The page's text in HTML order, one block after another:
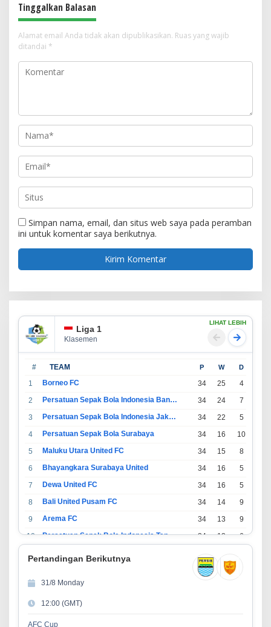
Tinggalkan Balasan
Alamat email Anda tidak akan dipublikasikan. Ruas yang wajib
ditandai *
Simpan nama, email, dan situs web saya pada peramban
ini untuk komentar saya berikutnya.
Liga 1
Klasemen
LIHAT LEBIH
# TEAM P W D
1 Borneo FC 34 25 4
2
Persatuan Sepak Bola Indonesia Bandung 34 24 7
3
Persatuan Sepak Bola Indonesia Jakarta 34 22 5
4
Persatuan Sepak Bola Surabaya 34 16 10
5
Maluku Utara United FC 34 15 8
6
Bhayangkara Surabaya United 34 16 5
7
Dewa United FC 34 16 5
8
Bali United Pusam FC 34 14 9
9
Arema FC 34 13 9
10
Persatuan Sepak Bola Indonesia Tangerang 34 13 6
34 11
13
14
Madura United FC
15
Persatuan Sepakbola Makassar
Pertandingan Berikutnya
31/8 Monday
12:00 (GMT)
AFC Cup